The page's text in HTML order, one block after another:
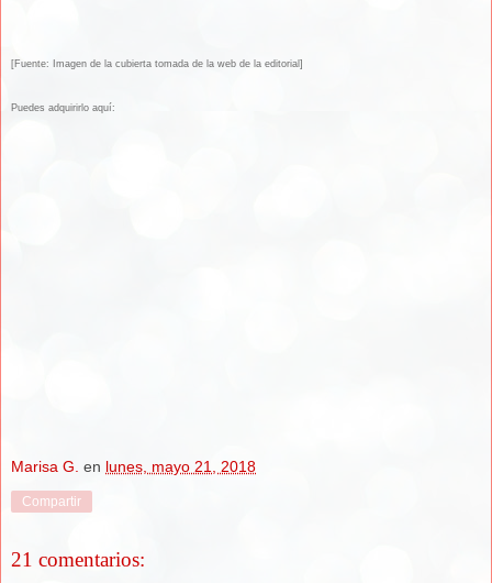
[Fuente: Imagen de la cubierta tomada de la web de la editorial]
Puedes adquirirlo aquí:
Marisa G. en lunes, mayo 21, 2018
Compartir
21 comentarios: